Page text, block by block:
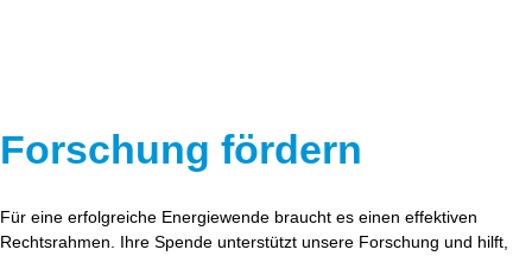
Forschung fördern
Für eine erfolgreiche Energiewende braucht es einen effektiven
Rechtsrahmen. Ihre Spende unterstützt unsere Forschung und hilft,